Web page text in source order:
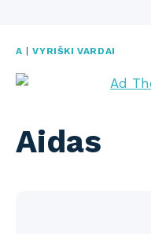
A |VYRIŠKI VARDAI
Aidas